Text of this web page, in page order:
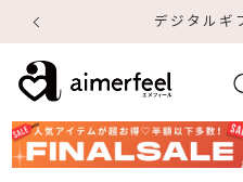
デジタルギ